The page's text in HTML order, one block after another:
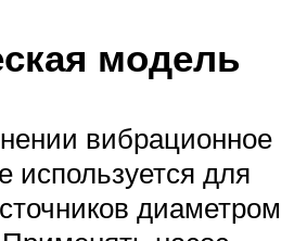
модель
вибрационное
используется для
диаметром